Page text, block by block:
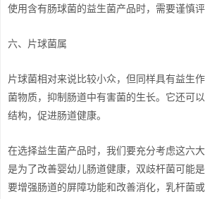
使用含有肠球菌的益生菌产品时，需要谨慎评
六、片球菌属
片球菌相对来说比较小众，但同样具有益生
菌物质，抑制肠道中有害菌的生长。它还可
结构，促进肠道健康。
在选择益生菌产品时，我们要充分考虑这六
是为了改善婴幼儿肠道健康，双歧杆菌可能
要增强肠道的屏障功能和改善消化，乳杆菌